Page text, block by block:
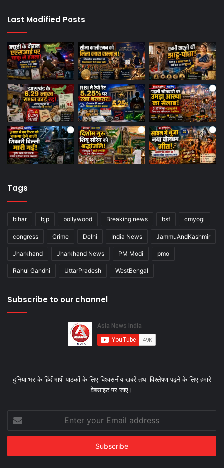
Last Modified Posts
Tags
bihar bjp bollywood Breaking news bsf cmyogi
congress Crime Delhi India News JammuAndKashmir
Jharkhand Jharkhand News PM Modi pmo
Rahul Gandhi UttarPradesh WestBengal
Subscribe to our channel
दुनिया भर के हिंदीभाषी पाठकों के लिए विश्‍वसनीय खबरें तथा विश्लेषण पढ़ने के लिए हमारे
वेबसाइट पर जाए।
your
Email